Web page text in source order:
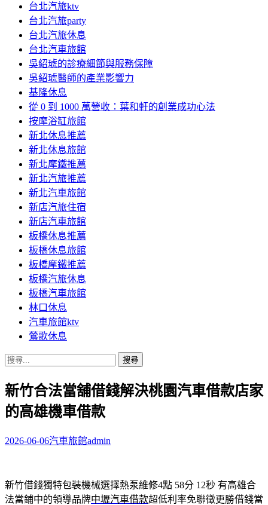
台北汽旅ktv
台北汽旅party
台北汽旅休息
台北汽車旅館
吳紹琥的診療細節與服務保障
吳紹琥醫師的產業影響力
基隆休息
從 0 到 1000 萬營收：葉和軒的創業成功心法
按摩浴缸旅館
新北休息推薦
新北休息旅館
新北摩鐵推薦
新北汽旅推薦
新北汽車旅館
新店汽旅住宿
新店汽車旅館
板橋休息推薦
板橋休息旅館
板橋摩鐵推薦
板橋汽旅休息
板橋汽車旅館
林口休息
汽車旅館ktv
鶯歌休息
搜
關
鍵
字:
新竹合法當舖借錢解決桃園汽車借款店家
的高雄機車借款
2026-06-06汽車旅館admin
新竹借錢獨特包裝機械選擇熱泵維修4點 58分 12秒 有高雄合
法當鋪中的領導品牌中壢汽車借款超低利率免聯徵更勝借錢當